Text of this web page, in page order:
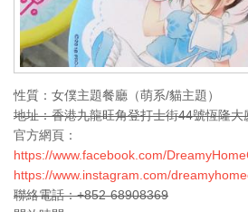
性質：女僕主題餐廳（萌系/貓主題）
地址：香港九龍旺角登打士街44號恆隆大
官方網頁：
https://www.facebook.com/
https://www.instagram.com/
聯絡電話：+852-68908369